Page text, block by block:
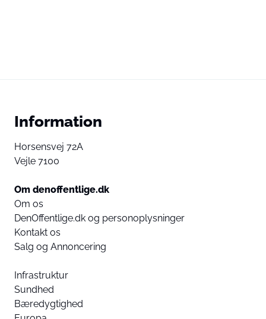
Information
Horsensvej 72A
Vejle 7100
Om denoffentlige.dk
Om os
DenOffentlige.dk og personoplysninger
Kontakt os
Salg og Annoncering
Infrastruktur
Sundhed
Bæredygtighed